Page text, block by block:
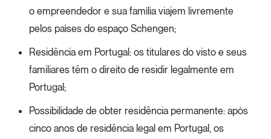
o empreendedor e sua família viajem livremente
pelos países do espaço Schengen;
Residência em Portugal: os titulares do visto e seus
familiares têm o direito de residir legalmente em
Portugal;
Possibilidade de obter residência permanente: após
cinco anos de residência legal em Portugal, os